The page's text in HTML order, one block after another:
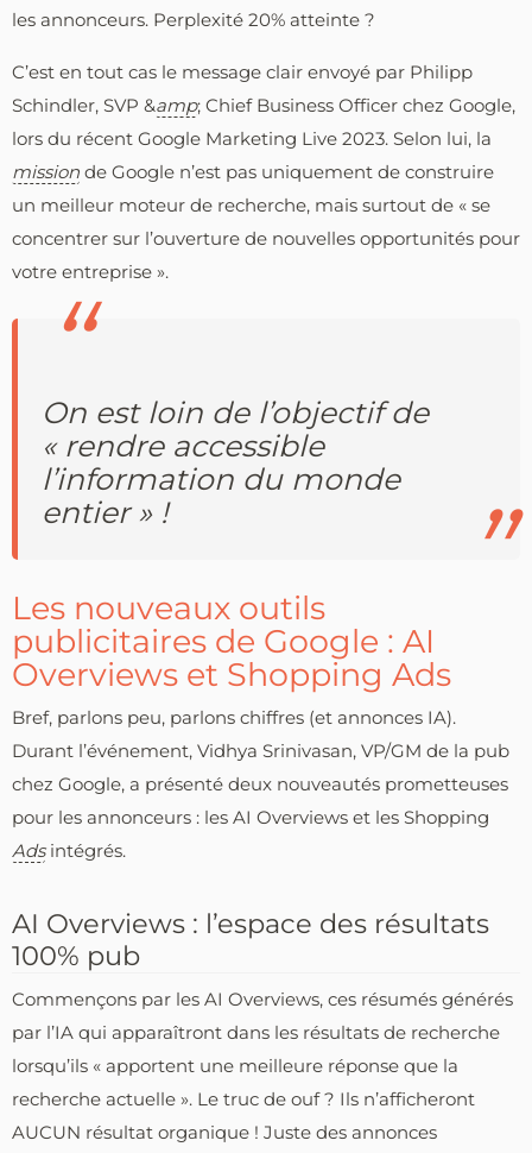
les annonceurs. Perplexité 20% atteinte ?
C’est en tout cas le message clair envoyé par Philipp
Schindler, SVP &amp; Chief Business Officer chez Google,
lors du récent Google Marketing Live 2023. Selon lui, la
mission de Google n’est pas uniquement de construire
un meilleur moteur de recherche, mais surtout de « se
concentrer sur l’ouverture de nouvelles opportunités pour
votre entreprise ».
On est loin de l’objectif de
« rendre accessible
l’information du monde
entier » !
Les nouveaux outils
publicitaires de Google : AI
Overviews et Shopping Ads
Bref, parlons peu, parlons chiffres (et annonces IA).
Durant l’événement, Vidhya Srinivasan, VP/GM de la pub
chez Google, a présenté deux nouveautés prometteuses
pour les annonceurs : les AI Overviews et les Shopping
Adsintégrés.
AI Overviews : l’espace des résultats
100% pub
Commençons par les AI Overviews, ces résumés générés
par l’IA qui apparaîtront dans les résultats de recherche
lorsqu’ils « apportent une meilleure réponse que la
recherche actuelle ». Le truc de ouf ? Ils n’afficheront
AUCUN résultat organique ! Juste des annonces